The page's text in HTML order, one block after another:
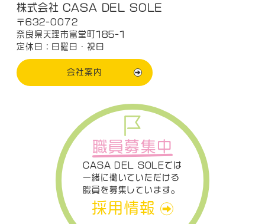
株式会社 CASA DEL SOLE
〒632-0072
奈良県天理市富堂町185-1
定休日：日曜日・祝日
会社案内
職員募集中
CASA DEL SOLEでは
一緒に働いていただける
職員を募集しています。
採用情報